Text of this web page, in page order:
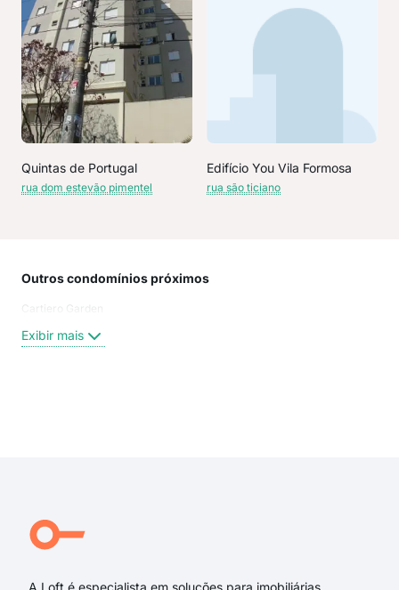
Quintas de Portugal
rua dom estevão pimentel
Edifício You Vila Formosa
rua são ticiano
Outros condomínios próximos
Cartiero Garden
Exibir mais
A Loft é especialista em soluções para imobiliárias,